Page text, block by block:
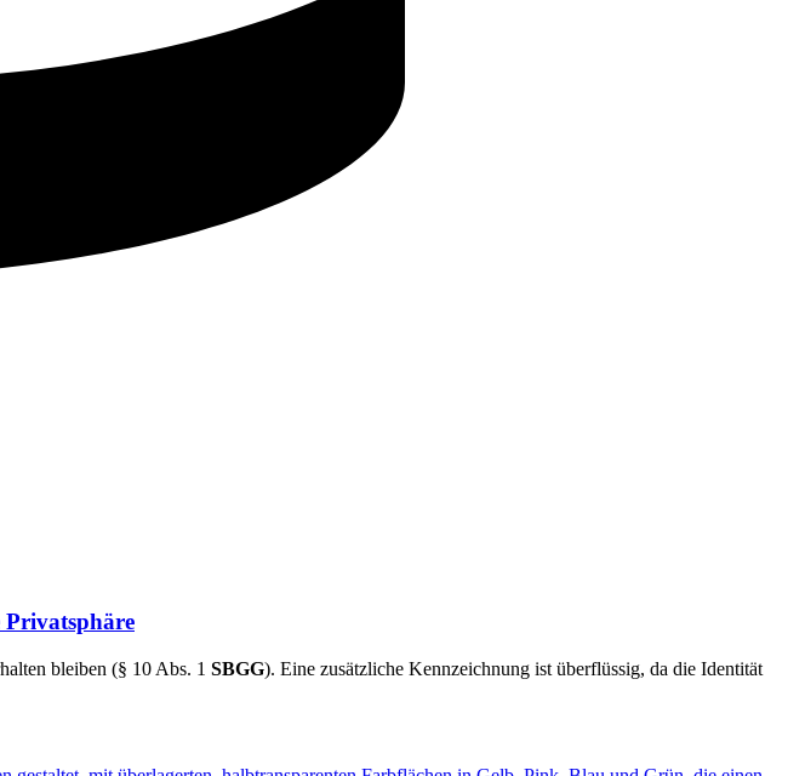
Privatsphäre
bleiben (§ 10 Abs. 1 SBGG). Eine zusätzliche Kennzeichnung ist überflüssig, da die Identität